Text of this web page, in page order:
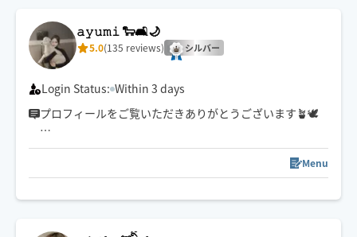
𝚊𝚢𝚞𝚖𝚒 🐑🛋️🌙
5.0(135 reviews) シルバー
Login Status: Within 3 days
プロフィールをご覧いただきありがとうございます🪴🕊️
お客様の日頃のお疲れに
心がけております☺️
解放できる可能性がございますので
Menu